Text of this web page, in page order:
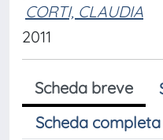
CORTI, CLAUDIA
2011
Scheda breve
Scheda completa